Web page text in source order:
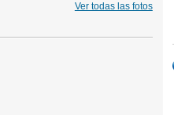
Ver todas las fotos